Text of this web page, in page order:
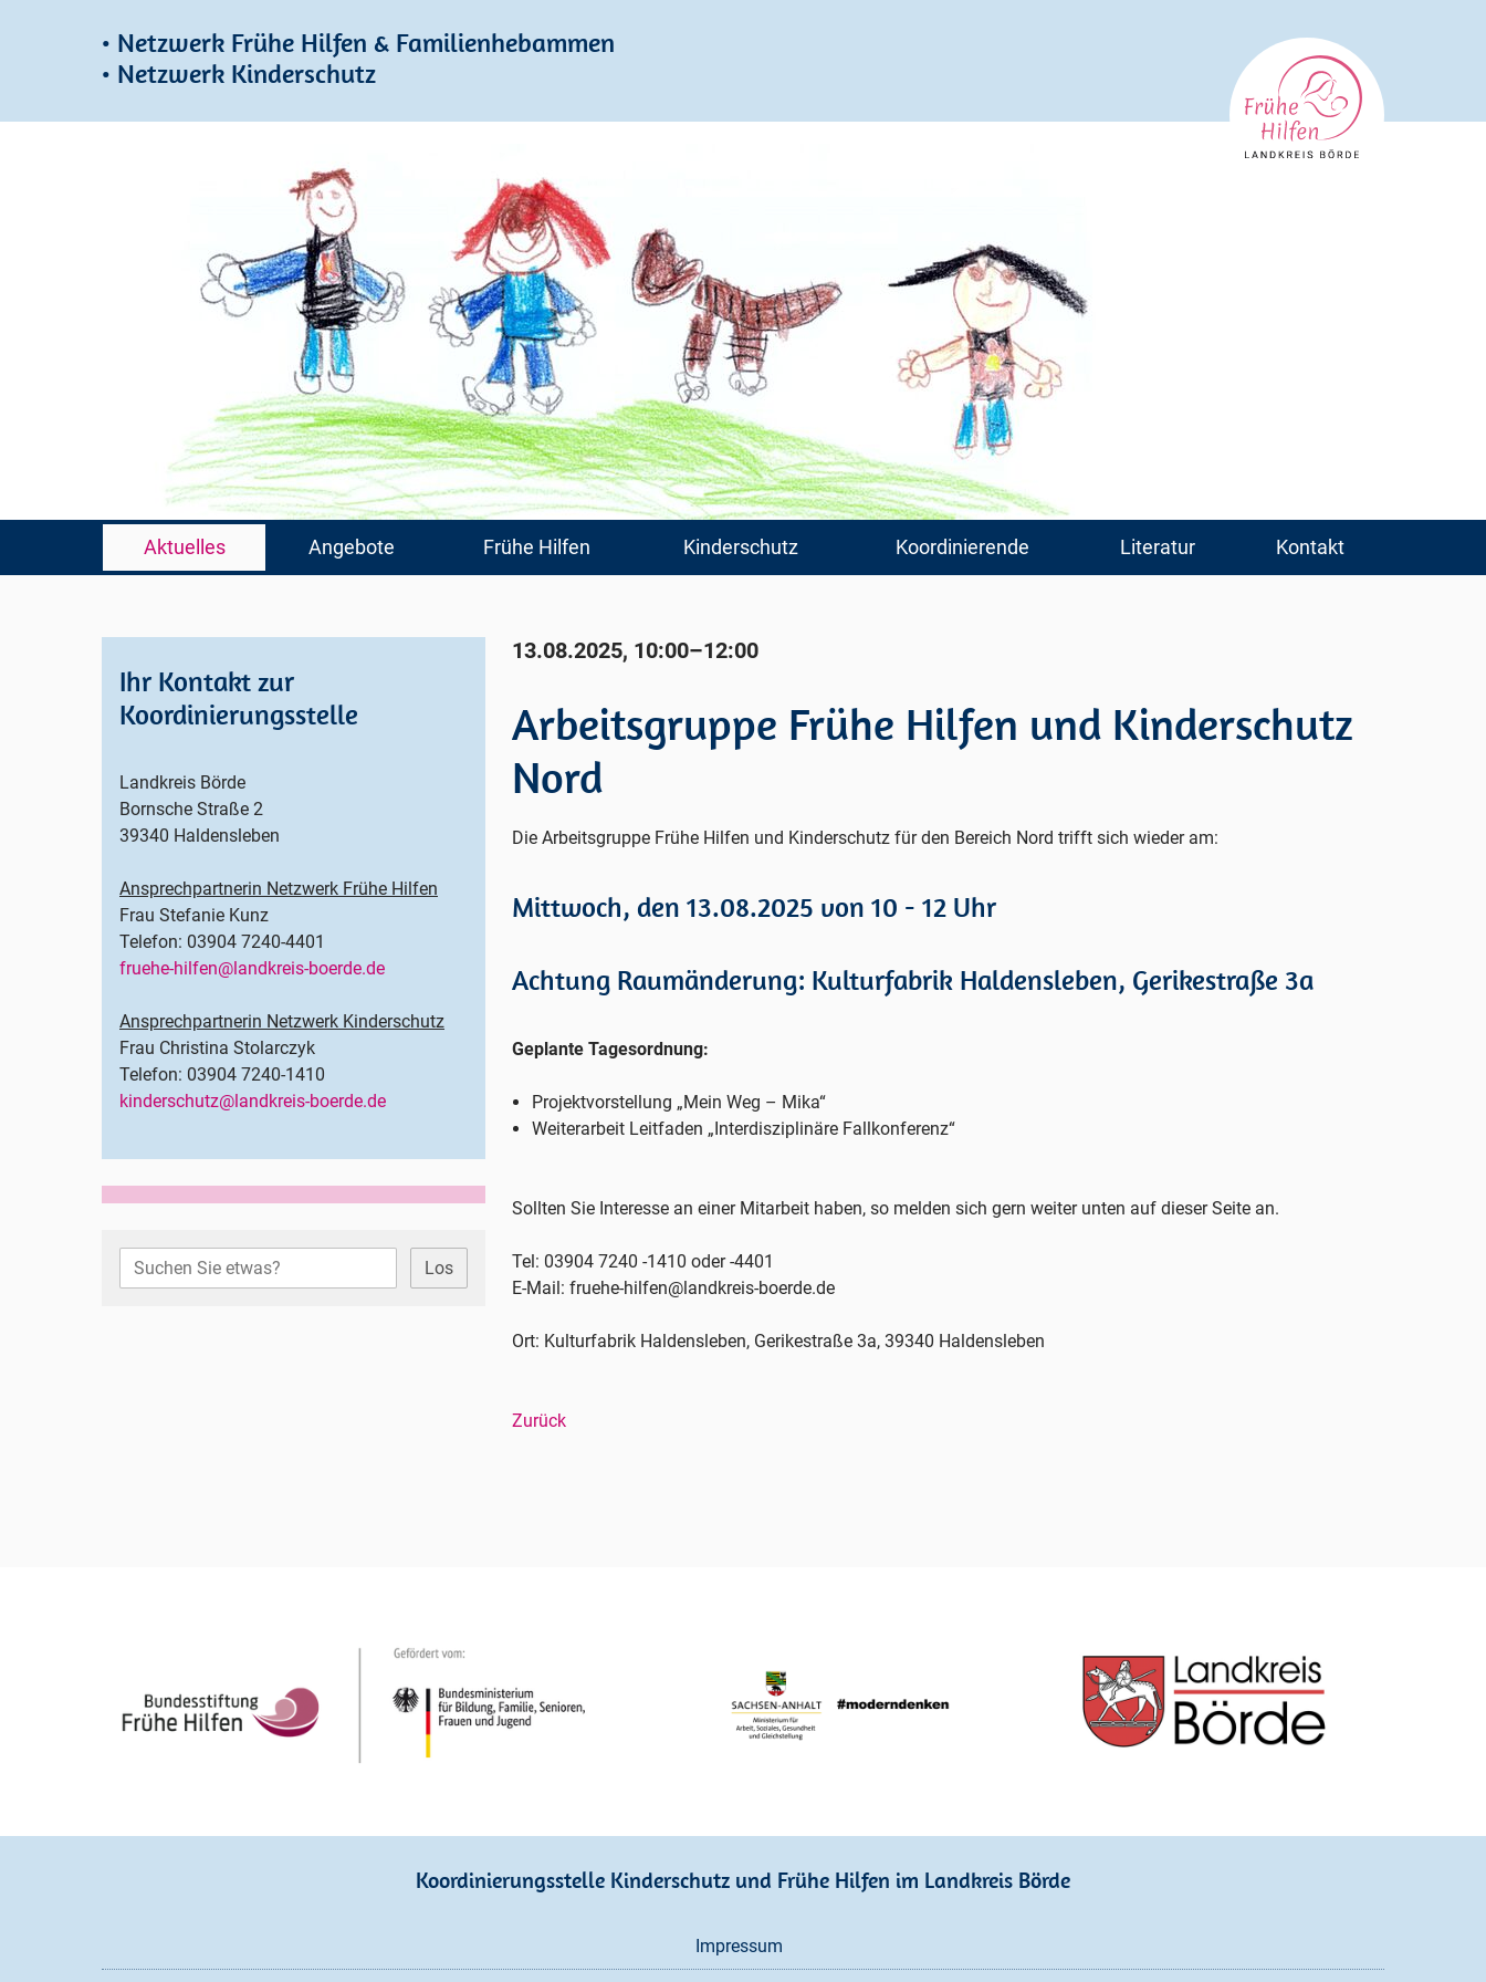
• Netzwerk Frühe Hilfen & Familienhebammen
• Netzwerk Kinderschutz
Navigation
überspringen
Aktuelles Angebote Frühe Hilfen Kinderschutz Koordinierende Literatur Kontakt
13.08.2025, 10:00–12:00
Arbeitsgruppe Frühe Hilfen und Kinderschutz
Nord
Die Arbeitsgruppe Frühe Hilfen und Kinderschutz für den Bereich Nord trifft sich wieder am:
Mittwoch, den 13.08.2025 von 10 - 12 Uhr
Achtung Raumänderung: Kulturfabrik Haldensleben, Gerikestraße 3a
Geplante Tagesordnung:
Projektvorstellung „Mein Weg – Mika“
Weiterarbeit Leitfaden „Interdisziplinäre Fallkonferenz“
Sollten Sie Interesse an einer Mitarbeit haben, so melden sich gern weiter unten auf dieser Seite an.
Tel: 03904 7240 -1410 oder -4401
E-Mail: fruehe-hilfen@landkreis-boerde.de
Ort: Kulturfabrik Haldensleben, Gerikestraße 3a, 39340 Haldensleben
Zurück
Ihr Kontakt zur
Koordinierungsstelle
Landkreis Börde
Bornsche Straße 2
39340 Haldensleben
Ansprechpartnerin Netzwerk Frühe Hilfen
Frau Stefanie Kunz
Telefon: 03904 7240-4401
fruehe-hilfen@landkreis-boerde.de
Ansprechpartnerin Netzwerk Kinderschutz
Frau Christina Stolarczyk
Telefon: 03904 7240-1410
kinderschutz@landkreis-boerde.de
Los
Koordinierungsstelle Kinderschutz und Frühe Hilfen im Landkreis Börde
Impressum